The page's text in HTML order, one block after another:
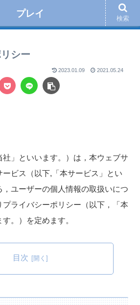
シー
2023.01.09 2021.05.24
社」といいます。）は，本ウェブサ
ービス（以下,「本サービス」とい
，ユーザーの個人情報の取扱いにつ
プライバシーポリシー（以下，「本
。）を定めます。
目次
プレイ 検索